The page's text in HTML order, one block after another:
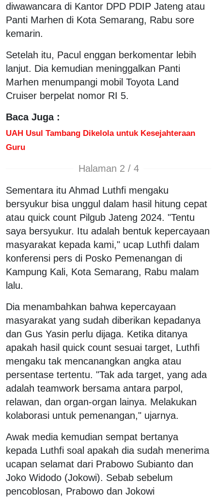
diwawancara di Kantor DPD PDIP Jateng atau
Panti Marhen di Kota Semarang, Rabu sore
kemarin.
Setelah itu, Pacul enggan berkomentar lebih
lanjut. Dia kemudian meninggalkan Panti
Marhen menumpangi mobil Toyota Land
Cruiser berpelat nomor RI 5.
Baca Juga :
UAH Usul Tambang Dikelola untuk Kesejahteraan
Guru
Halaman 2 / 4
Sementara itu Ahmad Luthfi mengaku
bersyukur bisa unggul dalam hasil hitung cepat
atau quick count Pilgub Jateng 2024. "Tentu
saya bersyukur. Itu adalah bentuk kepercayaan
masyarakat kepada kami," ucap Luthfi dalam
konferensi pers di Posko Pemenangan di
Kampung Kali, Kota Semarang, Rabu malam
lalu.
Dia menambahkan bahwa kepercayaan
masyarakat yang sudah diberikan kepadanya
dan Gus Yasin perlu dijaga. Ketika ditanya
apakah hasil quick count sesuai target, Luthfi
mengaku tak mencanangkan angka atau
persentase tertentu. "Tak ada target, yang ada
adalah teamwork bersama antara parpol,
relawan, dan organ-organ lainya. Melakukan
kolaborasi untuk pemenangan," ujarnya.
Awak media kemudian sempat bertanya
kepada Luthfi soal apakah dia sudah menerima
ucapan selamat dari Prabowo Subianto dan
Joko Widodo (Jokowi). Sebab sebelum
pencoblosan, Prabowo dan Jokowi